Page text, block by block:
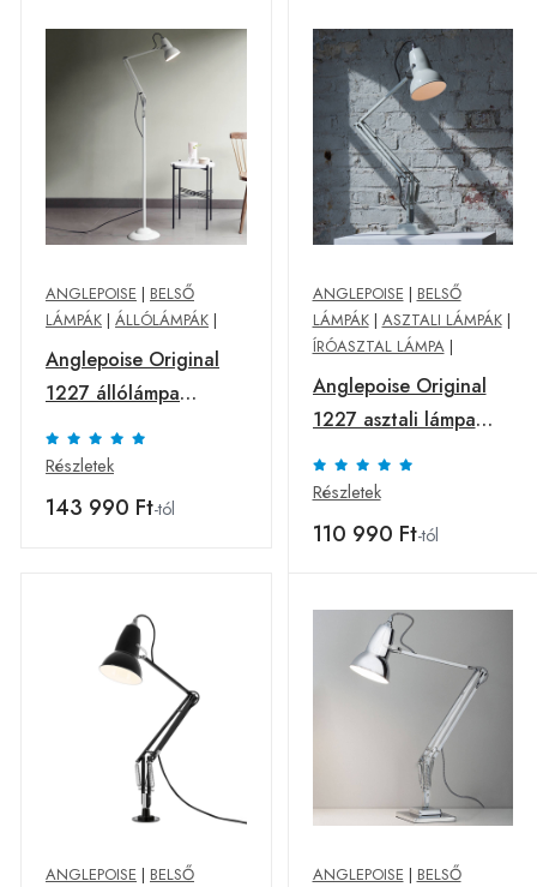
ANGLEPOISE | BELSŐ
LÁMPÁK | ÁLLÓLÁMPÁK |
Anglepoise Original
1227 állólámpa
vászonfehér
Részletek
143 990 Ft-tól
ANGLEPOISE | BELSŐ
LÁMPÁK| ASZTALI LÁMPÁK|
ÍRÓASZTAL LÁMPA|
Anglepoise Original
1227 asztali lámpa
fehér
Részletek
110 990 Ft-tól
ANGLEPOISE | BELSŐ
ANGLEPOISE | BELSŐ